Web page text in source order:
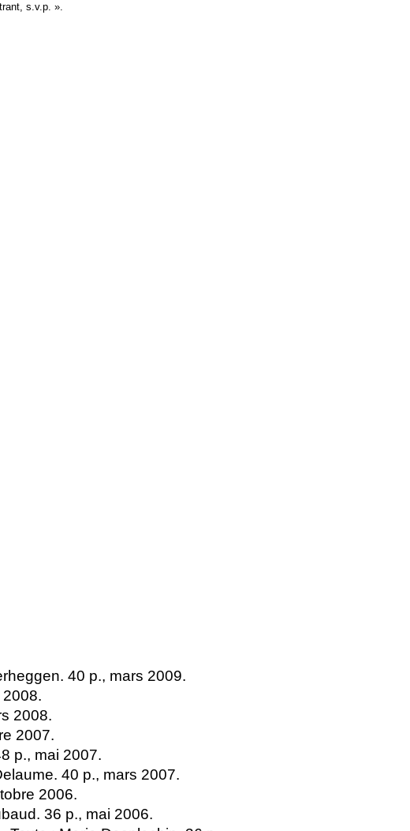
s.v.p. ».
40 p., mars 2009.
2008.
2007.
p., mai 2007.
40 p., mars 2007.
2006.
36 p., mai 2006.